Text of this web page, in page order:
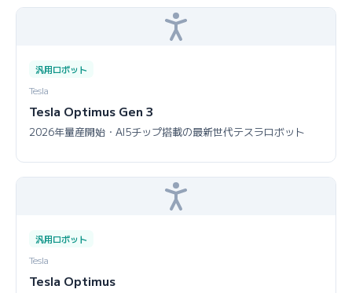
汎用ロボット
Tesla
Tesla Optimus Gen 3
2026年量産開始・AI5チップ搭載の最新世代テスラロボット
汎用ロボット
Tesla
Tesla Optimus